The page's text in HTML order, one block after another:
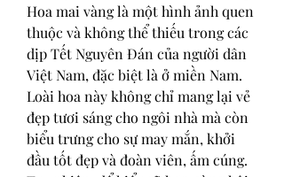
Hoa mai vàng là một hình ảnh quen
thuộc và không thể thiếu trong các
dịp Tết Nguyên Đán của người dân
Việt Nam, đặc biệt là ở miền Nam.
Loài hoa này không chỉ mang lại vẻ
đẹp tươi sáng cho ngôi nhà mà còn
biểu trưng cho sự may mắn, khởi
đầu tốt đẹp và đoàn viên, ấm cúng.